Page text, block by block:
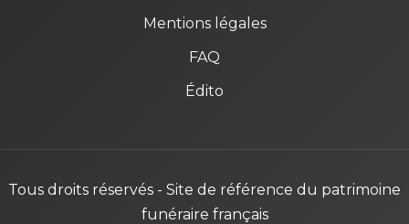
Mentions légales
FAQ
Édito
Tous droits réservés - Site de référence du patrimoine
funéraire français